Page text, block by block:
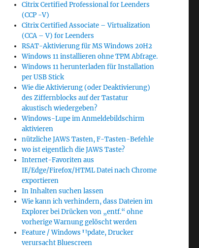
Citrix Certified Professional for Leenders
(CCP -V)
Citrix Certified Associate – Virtualization
(CCA – V) for Leenders
RSAT-Aktivierung für MS Windows 20H2
Windows 11 installieren ohne TPM Abfrage.
Windows 11 herunterladen für Installation
per USB Stick
Wie die Aktivierung (oder Deaktivierung)
des Ziffernblocks auf der Tastatur
akustisch wiedergeben?
Windows-Lupe im Anmeldebildschirm
aktivieren
nützliche JAWS Tasten, F-Tasten-Befehle
wo ist eigentlich die JAWS Taste?
Internet-Favoriten aus
IE/Edge/Firefox/HTML Datei nach Chrome
exportieren
In Inhalten suchen lassen
Wie kann ich verhindern, dass Dateien im
Explorer bei Drücken von „entf.“ ohne
vorherige Warnung gelöscht werden
Feature / Windows Update, Drucker
verursacht Bluescreen